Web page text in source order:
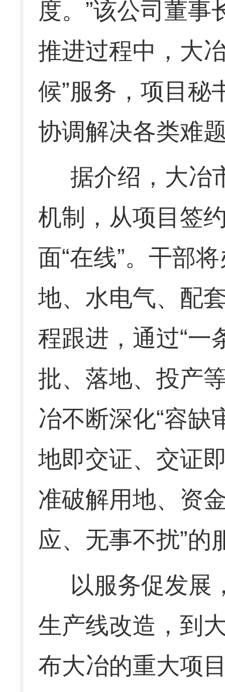
度。”该公司董
推进过程中，大
候”服务，项目秘
协调解决各类难
据介绍，大冶
机制，从项目签
面“在线”。干部
地、水电气、配
程跟进，通过“一
批、落地、投产
冶不断深化“容缺
地即交证、交证
准破解用地、资
应、无事不扰”的
以服务促发展
生产线改造，到
布大冶的重大项